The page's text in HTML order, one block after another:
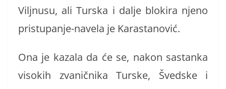
Viljnusu, ali Turska i dalje blokira njeno
pristupanje-navela je Karastanović.
Ona je kazala da će se, nakon sastanka
visokih zvaničnika Turske, Švedske i